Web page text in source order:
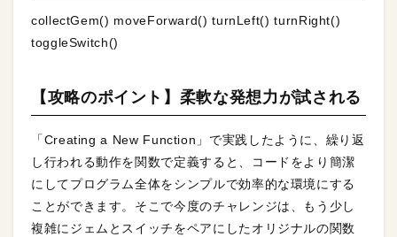
collectGem() moveForward() turnLeft() turnRight()
toggleSwitch()
【攻略のポイント】柔軟な発想力が試される
「Creating a New Function」で実践したように、繰り返
し行われる動作を関数で定義すると、コードをより簡潔
にしてプログラム全体をシンプルで効率的な環境にする
ことができます。そこで今度のチャレンジは、もう少し
複雑にジェムとスイッチをペアにしたオリジナルの関数